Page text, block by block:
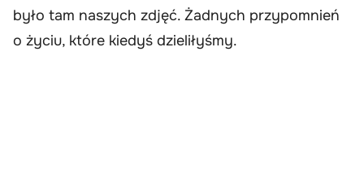
było tam naszych zdjęć. Żadnych przypomnień
o życiu, które kiedyś dzieliłyśmy.